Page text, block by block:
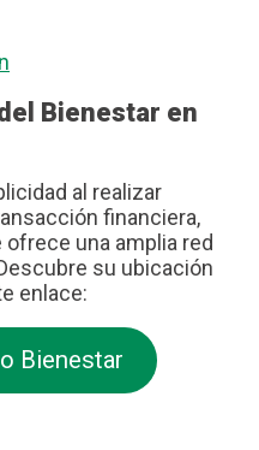
Bienestar en
al realizar
financiera,
una amplia red
su ubicación
enlace:
Bienestar